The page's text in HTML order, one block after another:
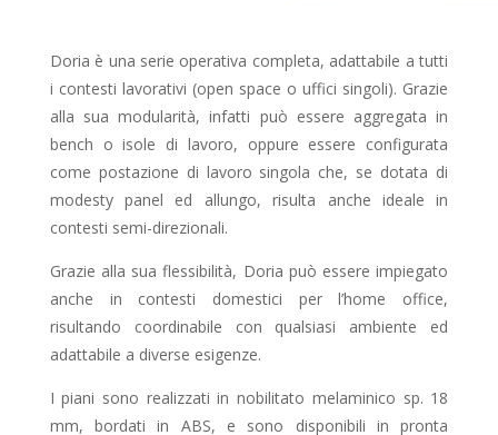
Doria è una serie operativa completa, adattabile a tutti
i contesti lavorativi (open space o uffici singoli). Grazie
alla sua modularità, infatti può essere aggregata in
bench o isole di lavoro, oppure essere configurata
come postazione di lavoro singola che, se dotata di
modesty panel ed allungo, risulta anche ideale in
contesti semi-direzionali.
Grazie alla sua flessibilità, Doria può essere impiegato
anche in contesti domestici per l’home office,
risultando coordinabile con qualsiasi ambiente ed
adattabile a diverse esigenze.
I piani sono realizzati in nobilitato melaminico sp. 18
mm, bordati in ABS, e sono disponibili in pronta